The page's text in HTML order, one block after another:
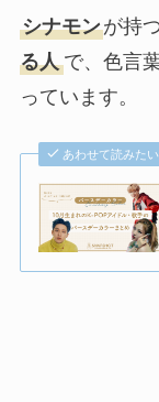
シナモンが持
る人 で、色言
っています。
あわせて読みたい